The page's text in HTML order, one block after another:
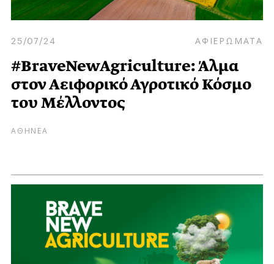
25/07/24 ΑΦΙΕΡΩΜΑΤΑ
#BraveNewAgriculture: Άλμα
στον Αειφορικό Αγροτικό Κόσμο
του Μέλλοντος
ΑΘΗΝΕΑ